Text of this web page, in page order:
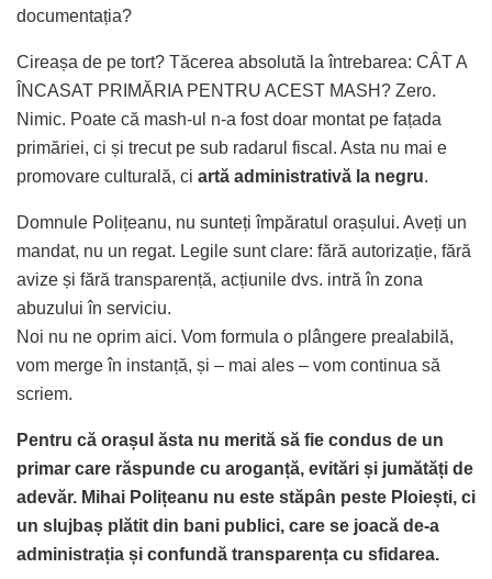
documentația?
Cireașa de pe tort? Tăcerea absolută la întrebarea: CÂT A
ÎNCASAT PRIMĂRIA PENTRU ACEST MASH? Zero.
Nimic. Poate că mash-ul n-a fost doar montat pe fațada
primăriei, ci și trecut pe sub radarul fiscal. Asta nu mai e
promovare culturală, ci artă administrativă la negru.
Domnule Polițeanu, nu sunteți împăratul orașului. Aveți un
mandat, nu un regat. Legile sunt clare: fără autorizație, fără
avize și fără transparență, acțiunile dvs. intră în zona
abuzului în serviciu.
Noi nu ne oprim aici. Vom formula o plângere prealabilă,
vom merge în instanță, și – mai ales – vom continua să
scriem.
Pentru că orașul ăsta nu merită să fie condus de un
primar care răspunde cu aroganță, evitări și jumătăți de
adevăr. Mihai Polițeanu nu este stăpân peste Ploiești, ci
un slujbaș plătit din bani publici, care se joacă de-a
administrația și confundă transparența cu sfidarea.